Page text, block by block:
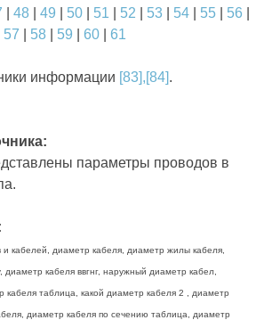
48 49 50 51 52 53 54 55 56
57
58 59 60 61
информации [83],[84].
параметры проводов в
кабелей, диаметр кабеля, диаметр жилы кабеля,
диаметр кабеля ввгнг, наружный диаметр кабел,
кабеля таблица, какой диаметр кабеля 2 , диаметр
диаметр кабеля по сечению таблица, диаметр